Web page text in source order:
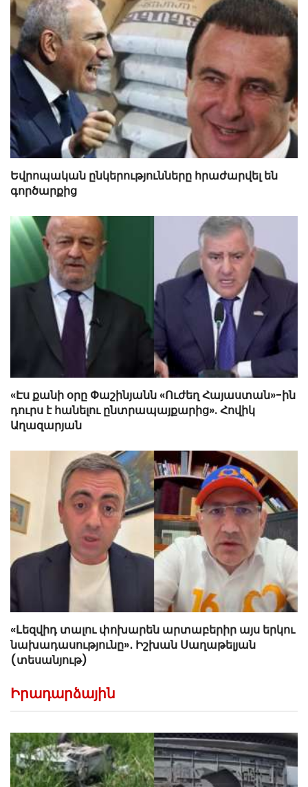
Եվրոպական ընկերությունները հրաժարվել են
գործարքից
«Էս քանի օրը Փաշինյանն «Ուժեղ Հայաստան»-ին
դուրս է հանելու ընտրապայքարից». Հովիկ
Աղազարյան
«Լեզվիդ տալու փոխարեն արտաբերիր այս երկու
նախադասությունը»․ Իշխան Սաղաթելյան
(տեսանյութ)
Իրադարձային